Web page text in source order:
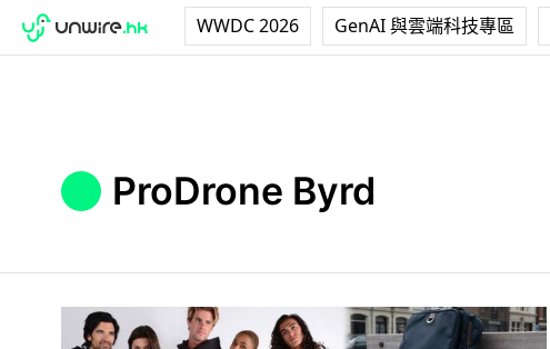
WWDC 2026 GenAI 與雲端科技專區
ProDrone Byrd